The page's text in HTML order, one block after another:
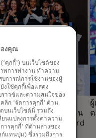
ผู้ก่อตั้ง Girls4Tech
ของ Mastercard (ด้าน
กงานของ Mastercard
เพื่อเฉลิมฉลองครบ
องคุณ
('คุกกี้') บนเว็บไซต์ของ
าพการทำงาน ทำความ
บการณ์การใช้งานของผู้
งใช้คุกกี้เพื่อแสดง
าวซ์และความสนใจของ
คลิก 'จัดการคุกกี้' ด้าน
ดบนเว็บไซต์นี้ รวมถึง
ยนแปลงการตั้งค่าความ
ารคุกกี้' ที่ด้านล่างของ
ก์แทนปุ่ม) ซึ่งรวมถึงการ